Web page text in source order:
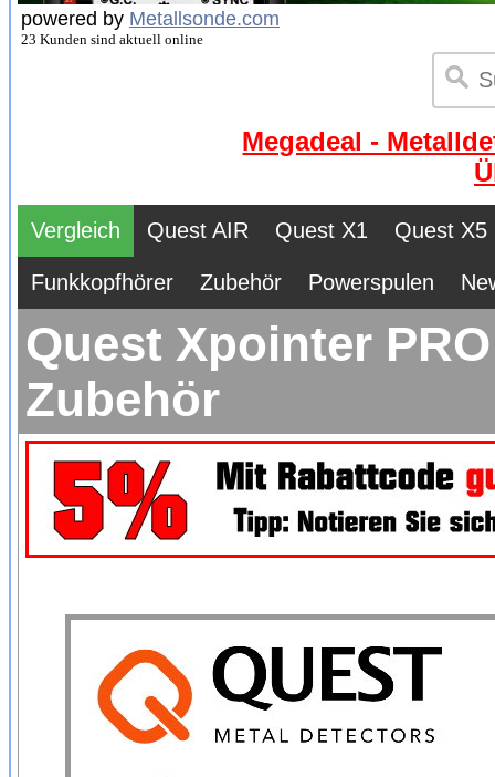
powered by Metallsonde.com
23 Kunden sind aktuell online
Megadeal -
Vergleich Quest AIR Quest X1 Quest X5
Funkkopfhörer Zubehör Powerspulen
Quest Xpointer
Zubehör